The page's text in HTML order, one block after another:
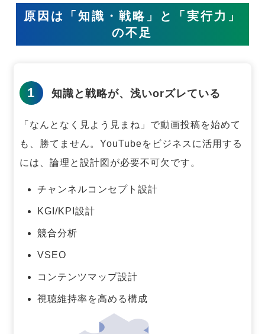
原因は「知識・戦略」と「実行力」
の不足
1 知識と戦略が、浅いorズレている
「なんとなく見よう見まね」で動画投稿を始めて
も、勝てません。 YouTubeをビジネスに活用する
には、論理と設計図が必要不可欠です。
チャンネルコンセプト設計
KGI/KPI設計
競合分析
VSEO
コンテンツマップ設計
視聴維持率を高める構成